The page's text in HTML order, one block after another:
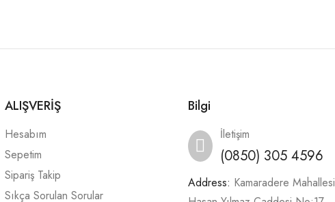
ALIŞVERİŞ
Hesabım
Sepetim
Sipariş Takip
Sıkça Sorulan Sorular
Bilgi
İletişim
(0850) 305 4596
Address: Kamaradere Mahallesi